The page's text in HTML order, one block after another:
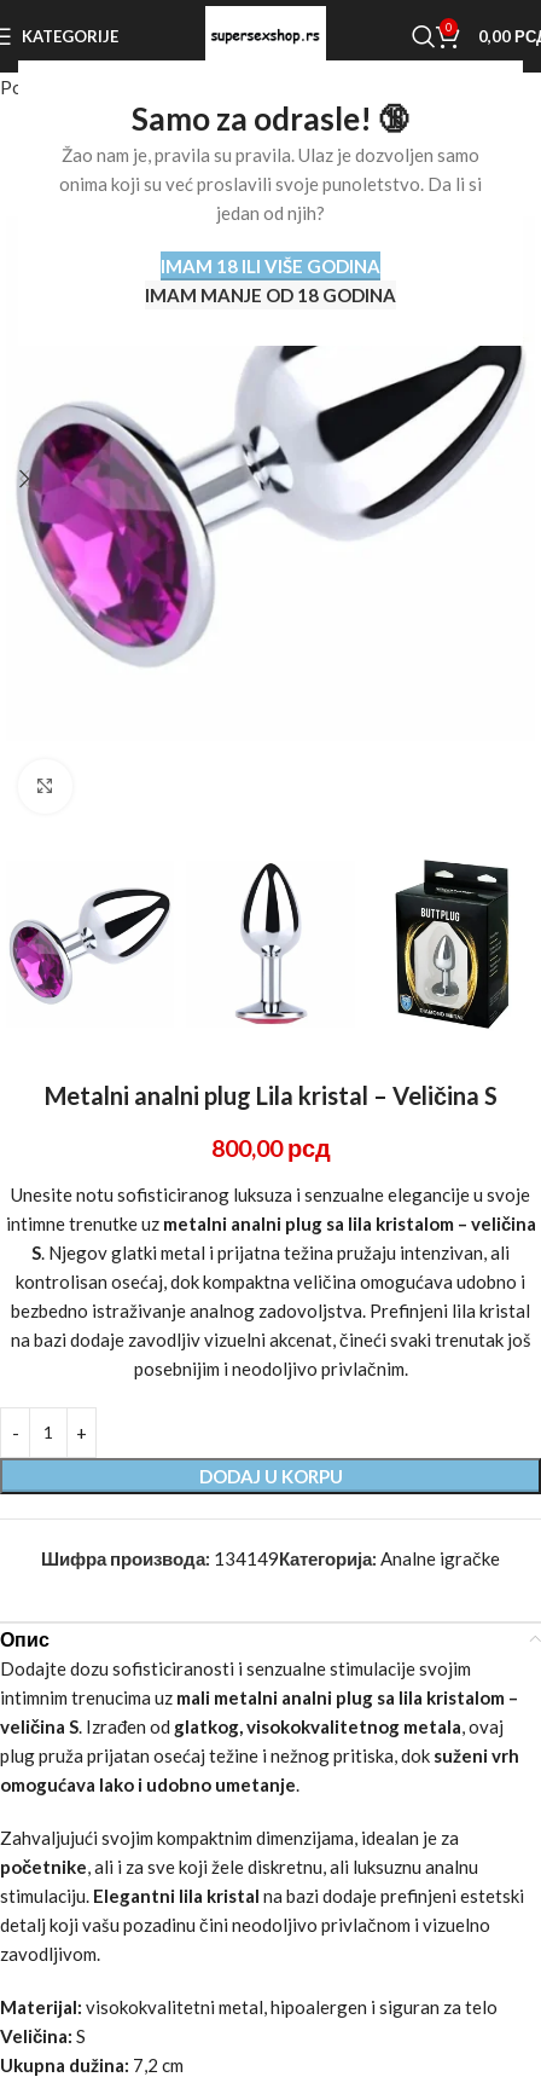
Samo za odrasle! 🔞
Žao nam je, pravila su pravila. Ulaz je dozvoljen samo
onima koji su već proslavili svoje punoletstvo. Da li si
jedan od njih?
IMAM 18 ILI VIŠE GODINA
IMAM MANJE OD 18 GODINA
KATEGORIJE 0 0,00
Početna stranica
Metalni analni plug Lila kristal – Veličina S
800,00рсд
Unesite notu sofisticiranog luksuza i senzualne elegancije u svoje
intimne trenutke uz metalni analni plug sa lila kristalom – veličina
S. Njegov glatki metal i prijatna težina pružaju intenzivan, ali
kontrolisan osećaj, dok kompaktna veličina omogućava udobno i
bezbedno istraživanje analnog zadovoljstva. Prefinjeni lila kristal
na bazi dodaje zavodljiv vizuelni akcenat, čineći svaki trenutak još
posebnijim i neodoljivo privlačnim.
DODAJ U KORPU
Шифра производа: 134149Категорија: Analne igračke
Опис
Dodajte dozu sofisticiranosti i senzualne stimulacije svojim
intimnim trenucima uz mali metalni analni plug sa lila kristalom –
veličina S. Izrađen od glatkog, visokokvalitetnog metala, ovaj
plug pruža prijatan osećaj težine i nežnog pritiska, dok suženi vrh
omogućava lako i udobno umetanje.
Zahvaljujući svojim kompaktnim dimenzijama, idealan je za
početnike, ali i za sve koji žele diskretnu, ali luksuznu analnu
stimulaciju. Elegantni lila kristal na bazi dodaje prefinjeni estetski
detalj koji vašu pozadinu čini neodoljivo privlačnom i vizuelno
zavodljivom.
Materijal: visokokvalitetni metal, hipoalergen i siguran za telo
Veličina: S
Ukupna dužina: 7,2 cm